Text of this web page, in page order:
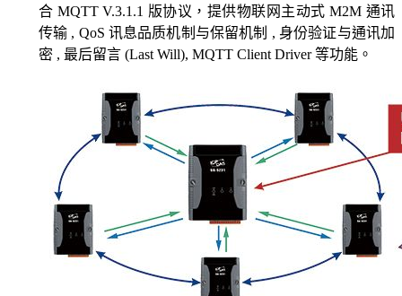
合 MQTT V.3.1.1 版协议，提供物联网主动式 M2M 通讯
传输 , QoS 讯息品质机制与保留机制 , 身份验证与通讯加
密 , 最后留言 (Last Will), MQTT Client Driver 等功能。